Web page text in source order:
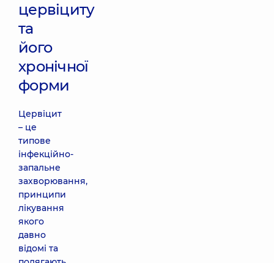
цервіциту
та
його
хронічної
форми
Цервіцит
– це
типове
інфекційно-
запальне
захворювання,
принципи
лікування
якого
давно
відомі та